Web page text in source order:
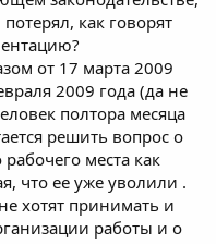
как говорят
от 17 марта 2009
2009 года (да не
полтора месяца
решить вопрос о
места как
что ее уже уволили .
хотят принимать и
работы и о